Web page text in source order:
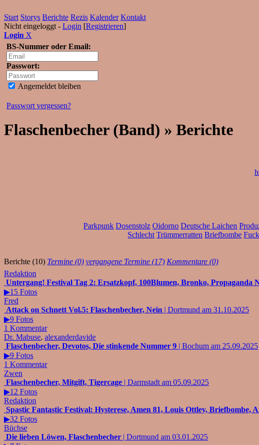
Start Storys Berichte Rezis Kalender Kontakt
Nicht eingeloggt - Login [Registrieren]
Login X
BS-Nummer oder Email:
Passwort:
Angemeldet bleiben
Passwort vergessen?
Flaschenbecher (Band) » Berichte
Parkpunk Dosenstolz Oidorno Deutsche Laichen
Schlecht Trümmerratten Briefbombe
Berichte (10) Termine (0) vergangene Termine (17) Kommentare (0)
Redaktion
Untergang! Festival Tag 2: Ersatzkopf, 100Blumen, Bronko, Propaganda
▶15 Fotos
Fred
Attack on Schnett Vol.5: Flaschenbecher, Nein | Dortmund am 31.10.2025
▶9 Fotos
1 Kommentar
Dr. Mabuse, alexanderdavide
Flaschenbecher, Devotos, Die stinkende Nummer 9 | Bochum am 25.09.2025
▶9 Fotos
1 Kommentar
Zwen
Flaschenbecher, Mitgift, Tigercage | Darmstadt am 05.09.2025
▶12 Fotos
Redaktion
Spastic Fantastic Festival: Hysterese, Amen 81, Louis Ottley, Briefbombe,
▶32 Fotos
Büchse
Die lieben Löwen, Flaschenbecher | Dortmund am 03.01.2025